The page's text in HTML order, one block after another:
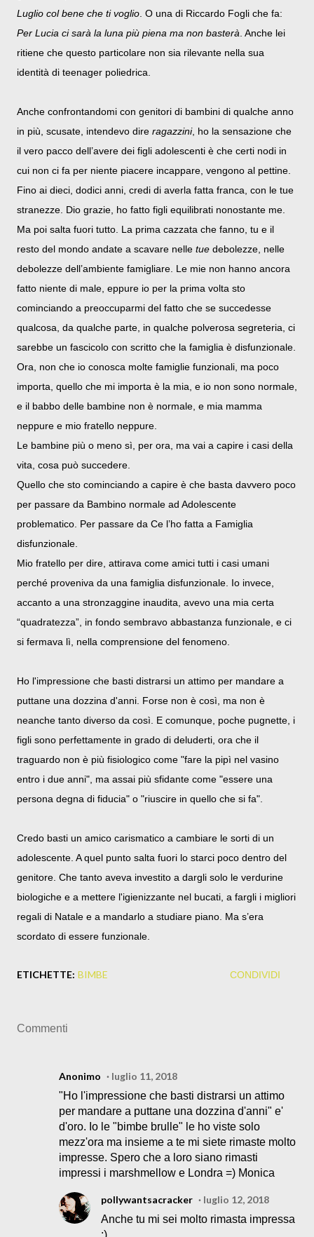
Luglio col bene che ti voglio . O una di Riccardo Fogli che fa:
Per Lucia ci sarà la luna più piena ma non basterà . Anche lei
ritiene che questo particolare non sia rilevante nella sua
identità di teenager poliedrica.
Anche confrontandomi con genitori di bambini di qualche anno
in più, scusate, intendevo dire ragazzini, ho la sensazione che
il vero pacco dell’avere dei figli adolescenti è che certi nodi in
cui non ci fa per niente piacere incappare, vengono al pettine.
Fino ai dieci, dodici anni, credi di averla fatta franca, con le tue
stranezze. Dio grazie, ho fatto figli equilibrati nonostante me.
Ma poi salta fuori tutto. La prima cazzata che fanno, tu e il
resto del mondo andate a scavare nelle tue debolezze, nelle
debolezze dell’ambiente famigliare. Le mie non hanno ancora
fatto niente di male, eppure io per la prima volta sto
cominciando a preoccuparmi del fatto che se succedesse
qualcosa, da qualche parte, in qualche polverosa segreteria, ci
sarebbe un fascicolo con scritto che la famiglia è disfunzionale.
Ora, non che io conosca molte famiglie funzionali, ma poco
importa, quello che mi importa è la mia, e io non sono normale,
e il babbo delle bambine non è normale, e mia mamma
neppure e mio fratello neppure.
Le bambine più o meno sì, per ora, ma vai a capire i casi della
vita, cosa può succedere.
Quello che sto cominciando a capire è che basta davvero poco
per passare da Bambino normale ad Adolescente
problematico. Per passare da Ce l’ho fatta a Famiglia
disfunzionale.
Mio fratello per dire, attirava come amici tutti i casi umani
perché proveniva da una famiglia disfunzionale. Io invece,
accanto a una stronzaggine inaudita, avevo una mia certa
“quadratezza”, in fondo sembravo abbastanza funzionale, e ci
si fermava lì, nella comprensione del fenomeno.
Ho l'impressione che basti distrarsi un attimo per mandare a
puttane una dozzina d'anni. Forse non è così, ma non è
neanche tanto diverso da così. E comunque, poche pugnette, i
figli sono perfettamente in grado di deluderti, ora che il
traguardo non è più fisiologico come "fare la pipì nel vasino
entro i due anni", ma assai più sfidante come "essere una
persona degna di fiducia" o "riuscire in quello che si fa".
Credo basti un amico carismatico a cambiare le sorti di un
adolescente. A quel punto salta fuori lo starci poco dentro del
genitore. Che tanto aveva investito a dargli solo le verdurine
biologiche e a mettere l'igienizzante nel bucati, a fargli i migliori
regali di Natale e a mandarlo a studiare piano. Ma s’era
scordato di essere funzionale.
ETICHETTE: BIMBE CONDIVIDI
Commenti
Anonimo
luglio 11, 2018
"Ho l'impressione che basti distrarsi un attimo
per mandare a puttane una dozzina d'anni" e'
d'oro. Io le "bimbe brulle" le ho viste solo
mezz'ora ma insieme a te mi siete rimaste molto
impresse. Spero che a loro siano rimasti
impressi i marshmellow e Londra =) Monica
pollywantsacracker
luglio 12, 2018
Anche tu mi sei molto rimasta impressa
:)